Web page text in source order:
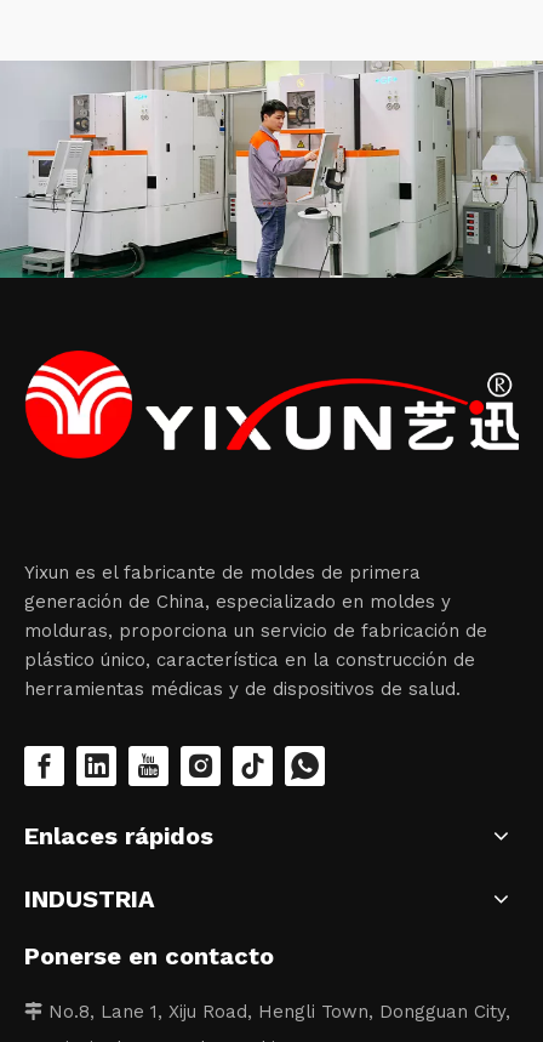
Yixun es el fabricante de moldes de primera
generación de China, especializado en moldes y
molduras, proporciona un servicio de fabricación de
plástico único, característica en la construcción de
herramientas médicas y de dispositivos de salud.
Enlaces rápidos
INDUSTRIA
Ponerse en contacto
 No.8, Lane 1, Xiju Road, Hengli Town, Dongguan City,